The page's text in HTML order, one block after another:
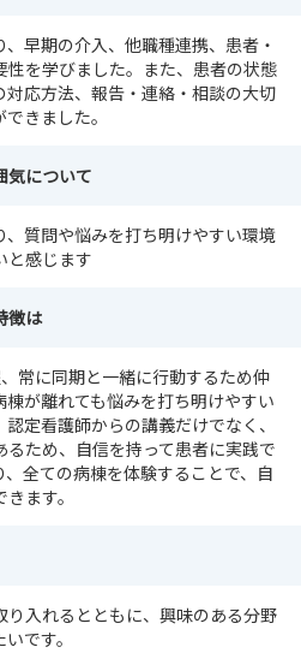
早期の介入、他職種連携、患者・
性を学びました。また、患者の状態
応方法、報告・連絡・相談の大切
きました。
気について
質問や悩みを打ち明けやすい環境
と感じます
徴は
常に同期と一緒に行動するため仲
が離れても悩みを打ち明けやすい
定看護師からの講義だけでなく、
ため、自信を持って患者に実践で
全ての病棟を体験することで、自
ます。
り入れるとともに、興味のある分野
です。